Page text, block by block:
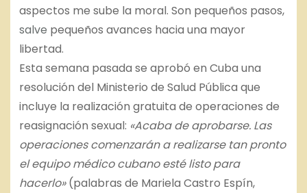
aspectos me sube la moral. Son pequeños pasos,
salve pequeños avances hacia una mayor
libertad.
Esta semana pasada se aprobó en Cuba una
resolución del Ministerio de Salud Pública que
incluye la realización gratuita de operaciones de
reasignación sexual: «Acaba de aprobarse. Las
operaciones comenzarán a realizarse tan pronto
el equipo médico cubano esté listo para
hacerlo»(palabras de Mariela Castro Espín,